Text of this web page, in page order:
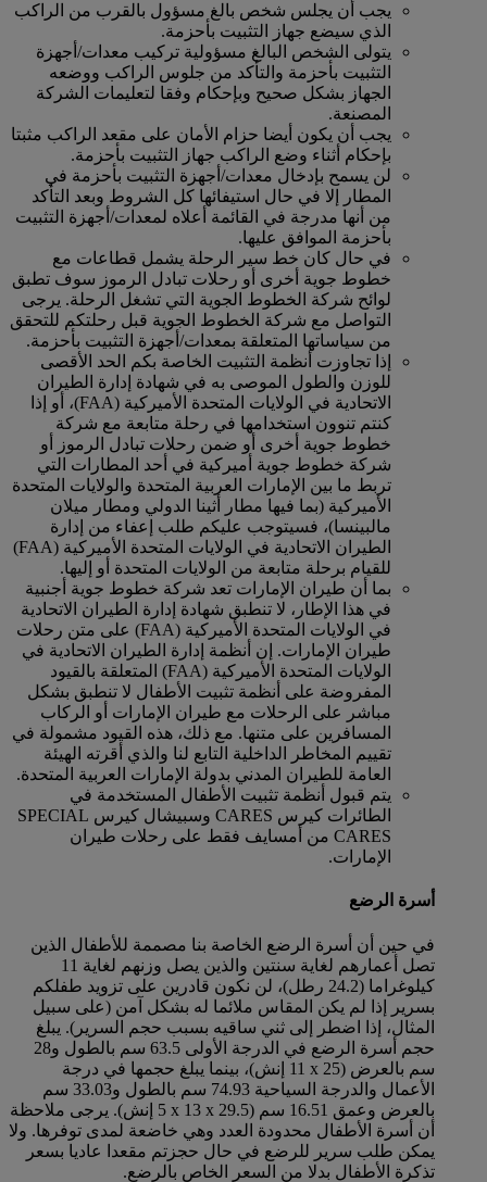
يجب أن يجلس شخص بالغ مسؤول بالقرب من الراكب
الذي سيضع جهاز التثبيت بأحزمة.
يتولى الشخص البالغ مسؤولية تركيب معدات/أجهزة
التثبيت بأحزمة والتأكد من جلوس الراكب ووضعه
الجهاز بشكل صحيح وبإحكام وفقا لتعليمات الشركة
المصنعة.
يجب أن يكون أيضا حزام الأمان على مقعد الراكب مثبتا
بإحكام أثناء وضع الراكب جهاز التثبيت بأحزمة.
لن يسمح بإدخال معدات/أجهزة التثبيت بأحزمة في
المطار إلا في حال استيفائها كل الشروط وبعد التأكد
من أنها مدرجة في القائمة أعلاه لمعدات/أجهزة التثبيت
بأحزمة الموافق عليها.
في حال كان خط سير الرحلة يشمل قطاعات مع
خطوط جوية أخرى أو رحلات تبادل الرموز سوف تطبق
لوائح شركة الخطوط الجوية التي تشغل الرحلة. يرجى
التواصل مع شركة الخطوط الجوية قبل رحلتكم للتحقق
من سياساتها المتعلقة بمعدات/أجهزة التثبيت بأحزمة.
إذا تجاوزت أنظمة التثبيت الخاصة بكم الحد الأقصى
للوزن والطول الموصى به في شهادة إدارة الطيران
الاتحادية في الولايات المتحدة الأميركية (FAA)، أو إذا
كنتم تنوون استخدامها في رحلة متابعة مع شركة
خطوط جوية أخرى أو ضمن رحلات تبادل الرموز أو
شركة خطوط جوية أميركية في أحد المطارات التي
تربط ما بين الإمارات العربية المتحدة والولايات المتحدة
الأميركية (بما فيها مطار أثينا الدولي ومطار ميلان
مالبينسا)، فسيتوجب عليكم طلب إعفاء من إدارة
الطيران الاتحادية في الولايات المتحدة الأميركية (FAA)
للقيام برحلة متابعة من الولايات المتحدة أو إليها.
بما أن طيران الإمارات تعد شركة خطوط جوية أجنبية
في هذا الإطار، لا تنطبق شهادة إدارة الطيران الاتحادية
في الولايات المتحدة الأميركية (FAA) على متن رحلات
طيران الإمارات. إن أنظمة إدارة الطيران الاتحادية في
الولايات المتحدة الأميركية (FAA) المتعلقة بالقيود
المفروضة على أنظمة تثبيت الأطفال لا تنطبق بشكل
مباشر على الرحلات مع طيران الإمارات أو الركاب
المسافرين على متنها. مع ذلك، هذه القيود مشمولة في
تقييم المخاطر الداخلية التابع لنا والذي أقرته الهيئة
العامة للطيران المدني بدولة الإمارات العربية المتحدة.
يتم قبول أنظمة تثبيت الأطفال المستخدمة في
الطائرات كيرس CARES وسبيشال كيرس SPECIAL
CARES من أمسايف فقط على رحلات طيران
الإمارات.
أسرة الرضع
في حين أن أسرة الرضع الخاصة بنا مصممة للأطفال الذين
تصل أعمارهم لغاية سنتين والذين يصل وزنهم لغاية 11
كيلوغراما (24.2 رطل)، لن نكون قادرين على تزويد طفلكم
بسرير إذا لم يكن المقاس ملائما له بشكل آمن (على سبيل
المثال، إذا اضطر إلى ثني ساقيه بسبب حجم السرير). يبلغ
حجم أسرة الرضع في الدرجة الأولى 63.5 سم بالطول و28
سم بالعرض (25 x ‏11 إنش)، بينما يبلغ حجمها في درجة
الأعمال والدرجة السياحية 74.93 سم بالطول و33.03 سم
بالعرض وعمق 16.51 سم (29.5 x ‏13 x ‏5 إنش). يرجى ملاحظة
أن أسرة الأطفال محدودة العدد وهي خاضعة لمدى توفرها. ولا
يمكن طلب سرير للرضع في حال حجزتم مقعدا عاديا بسعر
تذكرة الأطفال بدلا من السعر الخاص بالرضع.